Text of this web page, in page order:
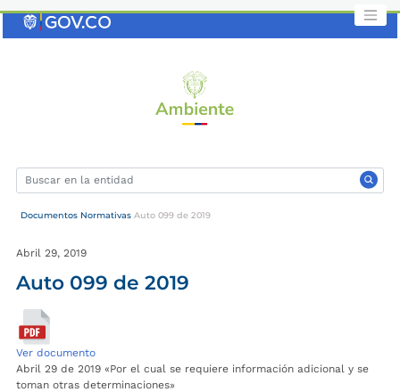
Documentos Normativas Auto 099 de 2019
Abril 29, 2019
Auto 099 de 2019
Ver documento
Abril 29 de 2019 «Por el cual se requiere información adicional y se
toman otras determinaciones»